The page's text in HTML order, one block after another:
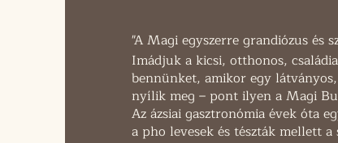
"A Magi egyszerre grandiózus és
Imádjuk a kicsi, otthonos,
bennünket, amikor egy
nyílik meg – pont ilyen a Magi
Az ázsiai gasztronómia évek óta
a pho levesek és tészták mellett